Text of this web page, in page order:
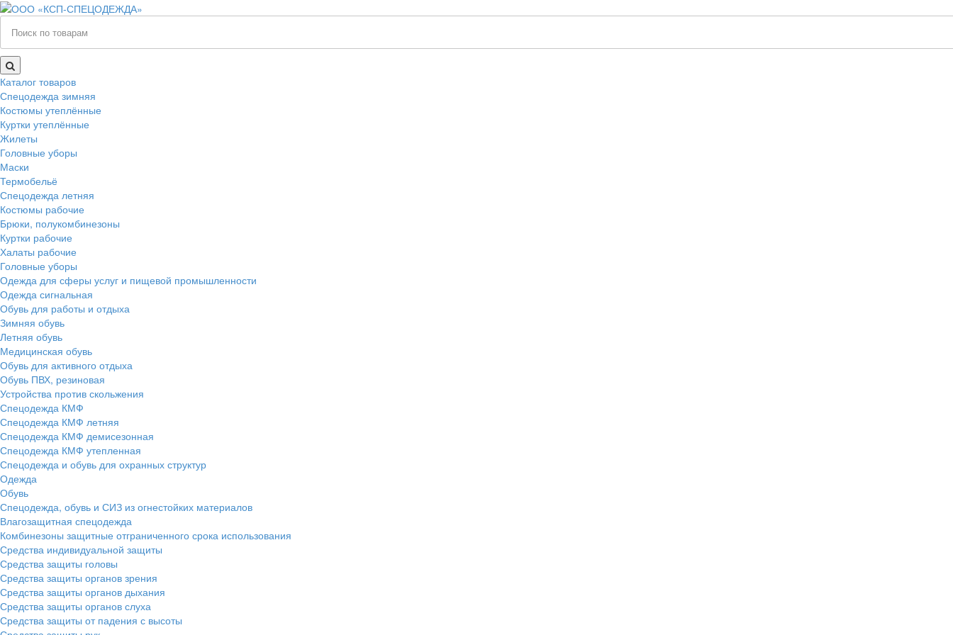
Каталог товаров
Спецодежда зимняя
Костюмы утеплённые
Куртки утеплённые
Жилеты
Головные уборы
Маски
Термобельё
Спецодежда летняя
Костюмы рабочие
Брюки, полукомбинезоны
Куртки рабочие
Халаты рабочие
Головные уборы
Одежда для сферы услуг и пищевой промышленности
Одежда сигнальная
Обувь для работы и отдыха
Зимняя обувь
Летняя обувь
Медицинская обувь
Обувь для активного отдыха
Обувь ПВХ, резиновая
Устройства против скольжения
Спецодежда КМФ
Спецодежда КМФ летняя
Спецодежда КМФ демисезонная
Спецодежда КМФ утепленная
Спецодежда и обувь для охранных структур
Одежда
Обувь
Спецодежда, обувь и СИЗ из огнестойких материалов
Влагозащитная спецодежда
Комбинезоны защитные отграниченного срока использования
Средства индивидуальной защиты
Средства защиты головы
Средства защиты органов зрения
Средства защиты органов дыхания
Средства защиты органов слуха
Средства защиты от падения с высоты